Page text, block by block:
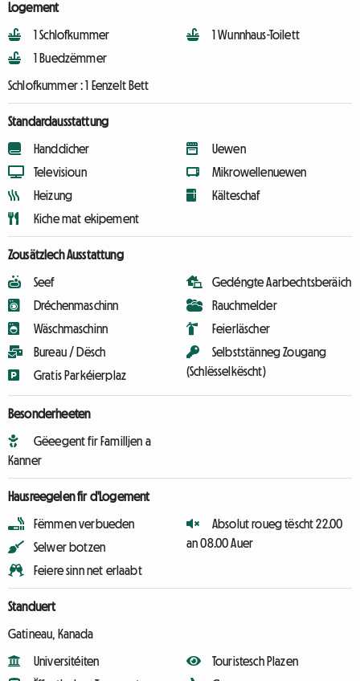
Logement
1 Schlofkummer
1 Buedzëmmer
1 Wunnhaus-Toilett
Schlofkummer :1 Eenzelt Bett
Standardausstattung
Handdicher
Televisioun
Heizung
Kiche mat ekipement
Uewen
Mikrowellenuewen
Kälteschaf
Zousätzlech Ausstattung
Seef
Dréchenmaschinn
Wäschmaschinn
Bureau / Dësch
Gratis Parkéierplaz
Gedéngte Aarbechtsberäich
Rauchmelder
Feierläscher
Selbststänneg Zougang
(Schlësselkëscht)
Besonderheeten
Gëeegent fir Familljen a
Kanner
Hausreegelen fir d'Logement
Fëmmen verbueden
Selwer botzen
Feiere sinn net erlaabt
Absolut roueg tëscht 22.00
an 08.00 Auer
Standuert
Gatineau, Kanada
Universitéiten
Touristesch Plazen